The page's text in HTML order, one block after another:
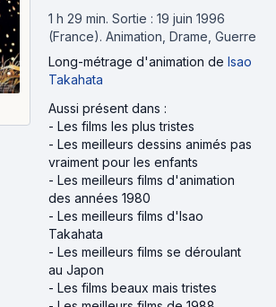
1 h 29 min. Sortie : 19 juin 1996
(France). Animation, Drame, Guerre
Long-métrage d'animation de Isao
Takahata
Aussi présent dans :
- Les films les plus tristes
- Les meilleurs dessins animés pas
vraiment pour les enfants
- Les meilleurs films d'animation
des années 1980
- Les meilleurs films d'Isao
Takahata
- Les meilleurs films se déroulant
au Japon
- Les films beaux mais tristes